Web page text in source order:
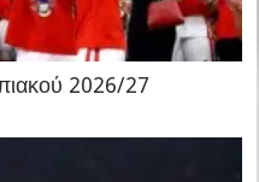
2026/27